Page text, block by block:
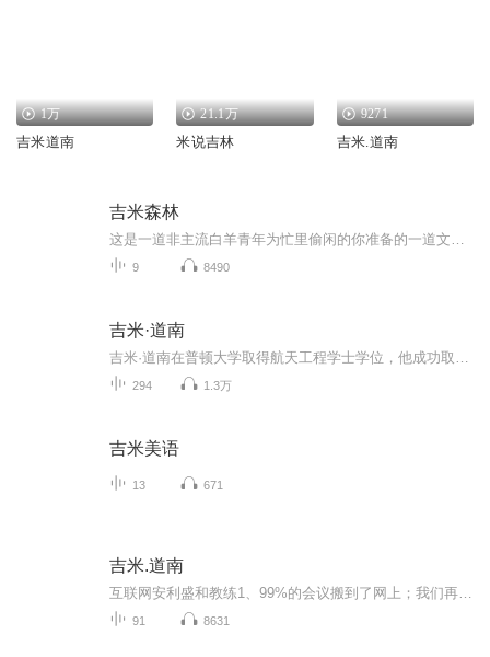
1万
吉米道南
21.1万
米说吉林
9271
吉米.道南
吉米森林
9 8490
吉米·道南
294 1.3万
吉米美语
13 671
吉米.道南
91 8631